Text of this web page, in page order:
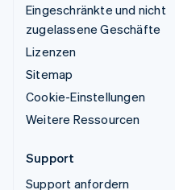
Eingeschränkte und nicht
zugelassene Geschäfte
Lizenzen
Sitemap
Cookie-Einstellungen
Weitere Ressourcen
Support
Support anfordern